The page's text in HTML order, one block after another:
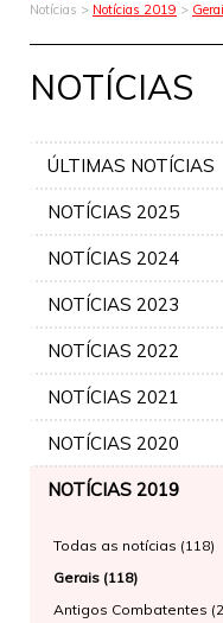
Notícias > Notícias 2019 >
NOTÍCIAS
ÚLTIMAS NOTÍCIAS
NOTÍCIAS 2025
NOTÍCIAS 2024
NOTÍCIAS 2023
NOTÍCIAS 2022
NOTÍCIAS 2021
NOTÍCIAS 2020
NOTÍCIAS 2019
Todas as notícias (118)
Gerais (118)
Antigos Combatentes